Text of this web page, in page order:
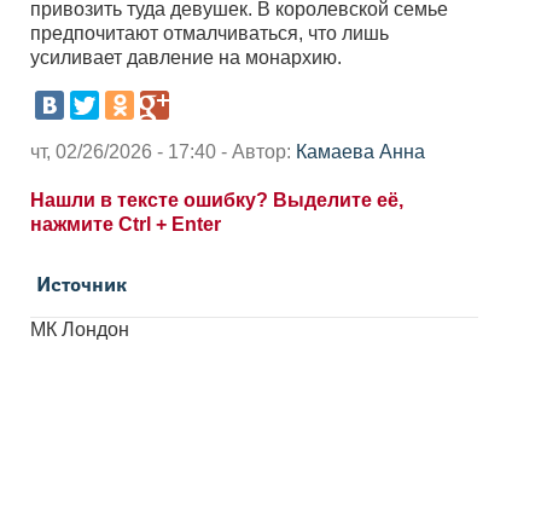
привозить туда девушек. В королевской семье
предпочитают отмалчиваться, что лишь
усиливает давление на монархию.
чт, 02/26/2026 - 17:40 - Автор: Камаева Анна
Нашли в тексте ошибку? Выделите её,
нажмите Ctrl + Enter
Источник
МК Лондон